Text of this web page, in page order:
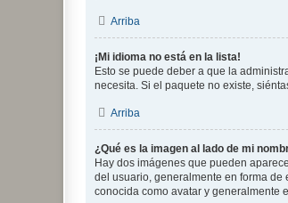
Arriba
¡Mi idioma no está en la lista!
Esto se puede deber a que la
necesita. Si el paquete no existe,
Arriba
¿Qué es la imagen al lado de mi
Hay dos imágenes que pueden
del usuario, generalmente en forma
conocida como avatar y generalmente